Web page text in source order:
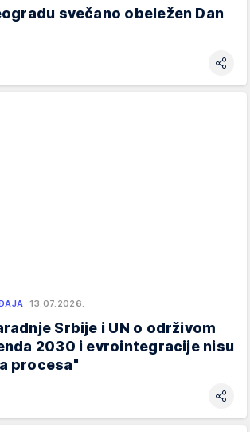
svečano obeležen Dan
13.07.2026.
Srbije i UN o održivom
2030 i evrointegracije nisu
procesa"